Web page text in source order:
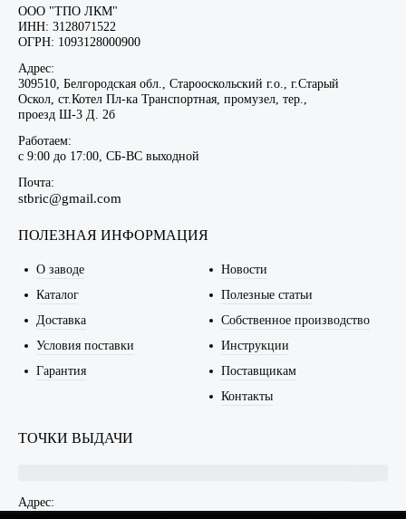
ООО "ТПО ЛКМ"
ИНН: 3128071522
ОГРН: 1093128000900
Адрес:
309510, Белгородская обл., Старооскольский г.о., г.Старый
Оскол, ст.Котел Пл-ка Транспортная, промузел, тер.,
проезд Ш-3 Д. 2б
Работаем:
c 9:00 до 17:00, СБ-ВС выходной
Почта:
stbric@gmail.com
ПОЛЕЗНАЯ ИНФОРМАЦИЯ
О заводе
Каталог
Доставка
Условия поставки
Гарантия
Новости
Полезные статьи
Собственное производство
Инструкции
Поставщикам
Контакты
ТОЧКИ ВЫДАЧИ
Адрес: